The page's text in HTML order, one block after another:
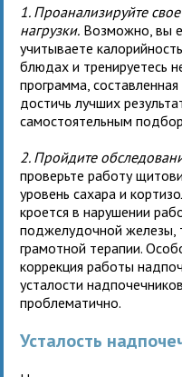
1. Проанализируйте
нагрузки. Возможно, вы
учитываете
блюдах и тренируетесь
программа,
достичь лучших
самостоятельным
2. Пройдите
проверьте работу
уровень сахара и
кроется в нарушении
поджелудочной железы,
грамотной терапии.
коррекция работы
усталости
проблематично.
Усталость